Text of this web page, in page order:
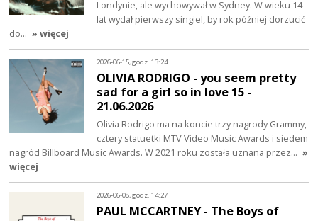
Londynie, ale wychowywał w Sydney. W wieku 14
lat wydał pierwszy singiel, by rok później dorzucić
do… » więcej
2026-06-15, godz. 13:24
OLIVIA RODRIGO - you seem pretty
sad for a girl so in love 15 -
21.06.2026
Olivia Rodrigo ma na koncie trzy nagrody Grammy,
cztery statuetki MTV Video Music Awards i siedem
nagród Billboard Music Awards. W 2021 roku została uznana przez… »
więcej
2026-06-08, godz. 14:27
PAUL MCCARTNEY - The Boys of